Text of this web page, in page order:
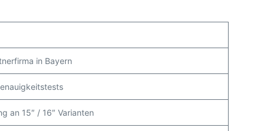
in Bayern
an 15″ / 16″ Varianten